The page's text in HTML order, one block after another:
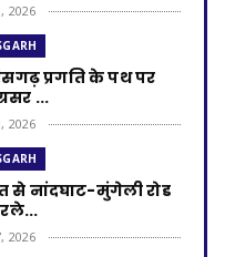
2026
प्रगति के पथ पर
...
2026
से नांदघाट-मुंगेली रोड
2026